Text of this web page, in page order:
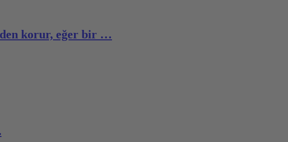
korur, eğer bir …